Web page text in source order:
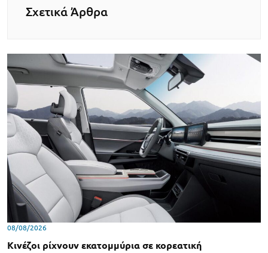
Σχετικά Άρθρα
08/08/2026
Κινέζοι ρίχνουν εκατομμύρια σε κορεατική